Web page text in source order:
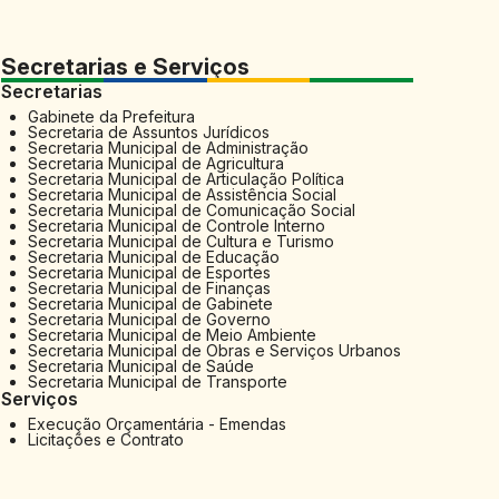
Secretarias e Serviços
Secretarias
Gabinete da Prefeitura
Secretaria de Assuntos Jurídicos
Secretaria Municipal de Administração
Secretaria Municipal de Agricultura
Secretaria Municipal de Articulação Política
Secretaria Municipal de Assistência Social
Secretaria Municipal de Comunicação Social
Secretaria Municipal de Controle Interno
Secretaria Municipal de Cultura e Turismo
Secretaria Municipal de Educação
Secretaria Municipal de Esportes
Secretaria Municipal de Finanças
Secretaria Municipal de Gabinete
Secretaria Municipal de Governo
Secretaria Municipal de Meio Ambiente
Secretaria Municipal de Obras e Serviços Urbanos
Secretaria Municipal de Saúde
Secretaria Municipal de Transporte
Serviços
Execução Orçamentária - Emendas
Licitações e Contrato